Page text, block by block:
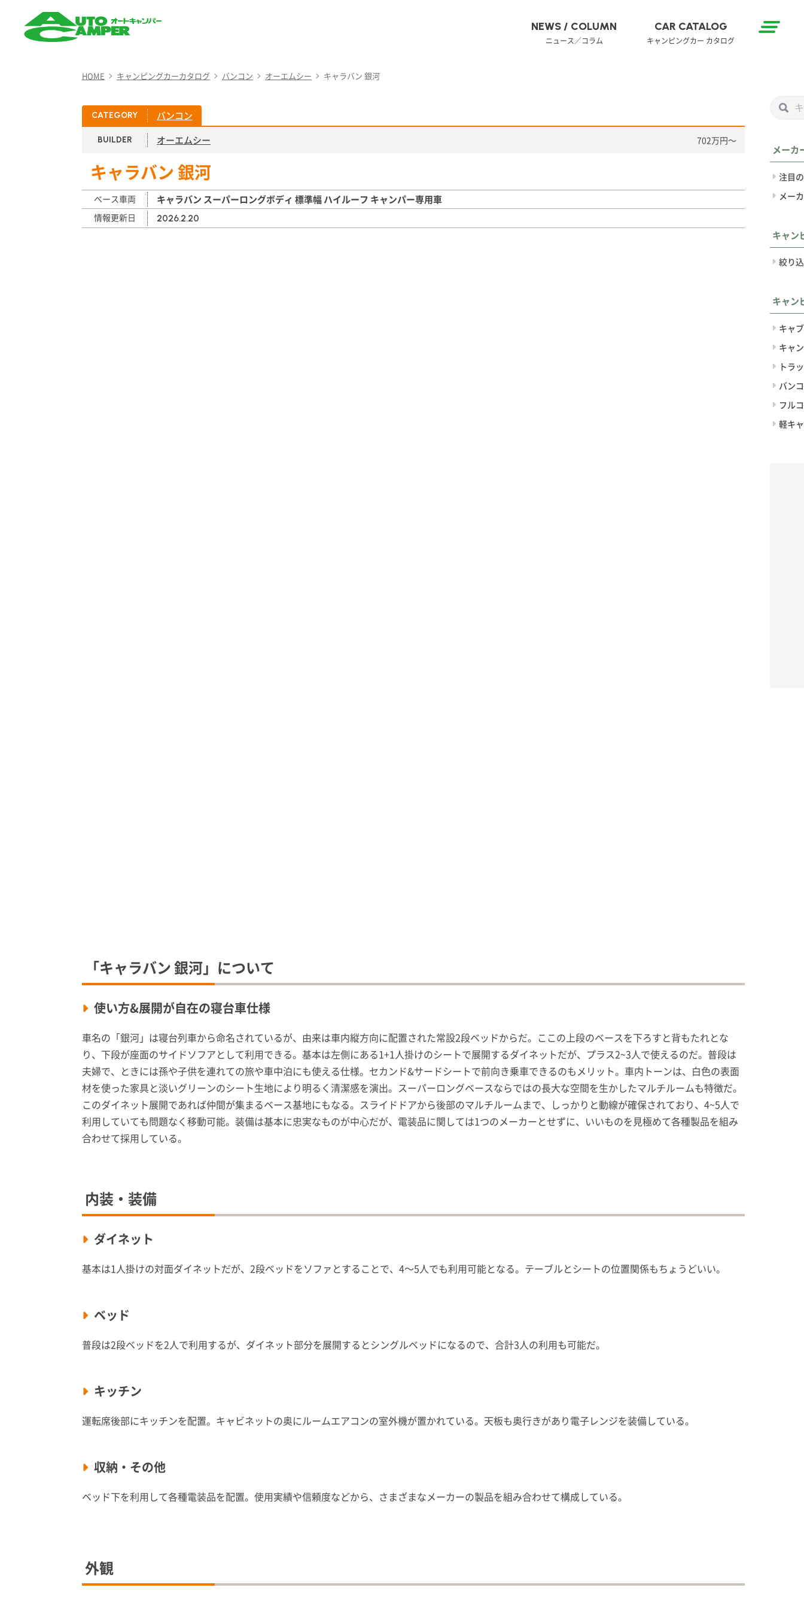
キャンパー）
NEWS / COLUMN
ニュース／コラム
CAR CATALOG
キャンピングカー カタログ
HOME キャンピングカーカタログ バンコン オーエムシー キャラバン 銀河
CATEGORY バンコン
BUILDER オーエムシー 702万円〜
キャラバン 銀河
ベース車両 キャラバン スーパーロングボディ 標準幅 ハイルーフ キャンパー専用車
情報更新日 2026.2.20
「キャラバン 銀河」について
使い方&展開が自在の寝台車仕様
車名の「銀河」は寝台列車から命名されているが、由来は車内縦方向に配置された常設2段ベッドからだ。ここの上段のベースを下ろすと背もたれとな
り、下段が座面のサイドソフアとして利用できる。基本は左側にある1+1人掛けのシートで展開するダイネットだが、プラス2~3人で使えるのだ。普段は
夫婦で、ときには孫や子供を連れての旅や車中泊にも使える仕様。セカンド&サードシートで前向き乗車できるのもメリット。車内トーンは、白色の表面
材を使った家具と淡いグリーンのシート生地により明るく清潔感を演出。スーパーロングベースならではの長大な空間を生かしたマルチルームも特徴だ。
このダイネット展開であれば仲間が集まるベース基地にもなる。スライドドアから後部のマルチルームまで、しっかりと動線が確保されており、4~5人で
利用していても問題なく移動可能。装備は基本に忠実なものが中心だが、電装品に関しては1つのメーカーとせずに、いいものを見極めて各種製品を組み
合わせて採用している。
内装・装備
ダイネット
基本は1人掛けの対面ダイネットだが、2段ベッドをソファとすることで、4〜5人でも利用可能となる。テーブルとシートの位置関係もちょうどいい。
ベッド
普段は2段ベッドを2人で利用するが、ダイネット部分を展開するとシングルベッドになるので、合計3人の利用も可能だ。
キッチン
運転席後部にキッチンを配置。キャビネットの奥にルームエアコンの室外機が置かれている。天板も奥行きがあり電子レンジを装備している。
収納・その他
ベッド下を利用して各種電装品を配置。使用実績や信頼度などから、さまざまなメーカーの製品を組み合わせて構成している。
外観
メーカ
注目
メー
キャン
絞り
キャン
キャ
キャ
トラ
バン
フル
軽キ